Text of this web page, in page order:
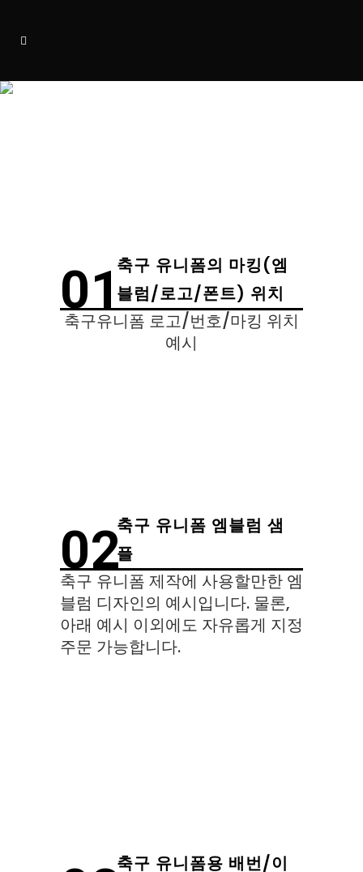
01축구 유니폼의 마킹(엠
블럼/로고/폰트) 위치
축구유니폼 로고/번호/마킹 위치
예시
02축구 유니폼 엠블럼 샘
플
축구 유니폼 제작에 사용할만한 엠
블럼 디자인의 예시입니다. 물론,
아래 예시 이외에도 자유롭게 지정
주문 가능합니다.
축구 유니폼용 배번/이